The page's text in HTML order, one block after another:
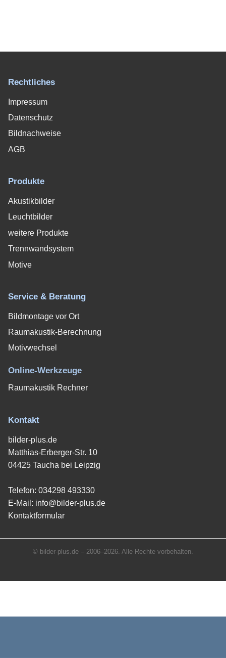
Rechtliches
Impressum
Datenschutz
Bildnachweise
AGB
Produkte
Akustikbilder
Leuchtbilder
weitere Produkte
Trennwandsystem
Motive
Service & Beratung
Bildmontage vor Ort
Raumakustik-Berechnung
Motivwechsel
Online-Werkzeuge
Raumakustik Rechner
Kontakt
bilder-plus.de
Matthias-Erberger-Str. 10
04425 Taucha bei Leipzig
Telefon: 034298 493330
E-Mail: info@bilder-plus.de
Kontaktformular
© bilder-plus.de – 2006–2026. Alle Rechte vorbehalten.